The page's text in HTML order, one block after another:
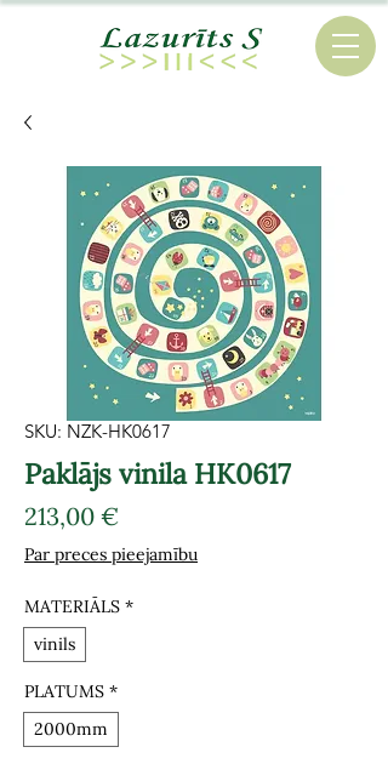
SKU: NZK-HK0617
Paklājs vinila HK0617
213,00 €Cena
Par preces pieejamību
MATERIĀLS *
vinils
PLATUMS *
2000mm